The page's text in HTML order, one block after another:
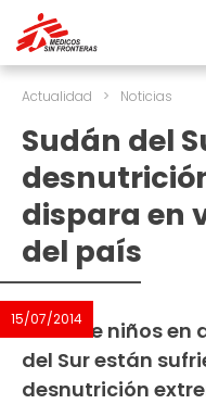
Actualidad > Noticias
Sudán del
dispara en
del país
15/07/2014
Miles de niños en
del Sur están
desnutrición